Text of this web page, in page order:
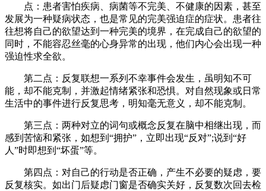
点：患者害怕疾病、病菌等不完美、不健康的因素，甚至
发展为一种疑病状态，也是常见的完美强迫症的症状。患者往
往想将自己的欲望达到一种完美的境界，在完成自己的欲望的
同时，不能容忍丝毫的心身异常的出现，他们内心会出现一种
强迫性求全欲。
第二点：反复联想一系列不幸事件会发生，虽明知不可
能，却不能克制，并激起情绪紧张和恐惧。对自然现象或日常
生活中的事件进行反复思考，明知毫无意义，却不能克制。
第三点：两种对立的词句或概念反复在脑中相继出现，而
感到苦恼和紧张，如想到“拥护”，立即出现“反对”;说到“好
人”时即想到“坏蛋”等。
第四点：对自己的行动是否正确，产生不必要的疑虑，要
反复核实。如出门后疑虑门窗是否确实关好，反复数次回去检